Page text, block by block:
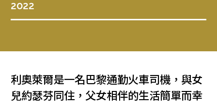
2022
利奧萊爾是一名巴黎通勤火車司機，與女
兒約瑟芬同住，父女相伴的生活簡單而幸